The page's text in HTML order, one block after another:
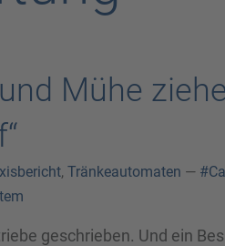
Mühe
, Tränkeautomaten —
geschrieben. Und ein